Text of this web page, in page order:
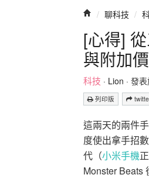
/ 聊科技 /
[心得]
與附加
科技 · Lion · 發
列印版
這兩天的兩件
度使出拿手招
代（小米手機
Monster Beats